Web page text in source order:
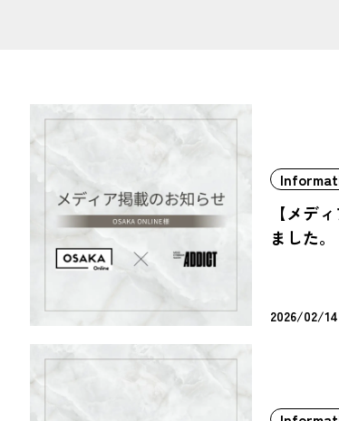
【メデ
ました。
2026/02/14